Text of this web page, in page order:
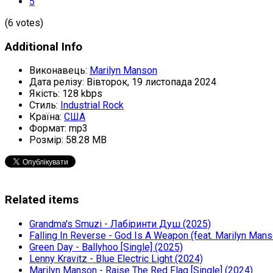
(6 votes)
Additional Info
Виконавець: Marilyn Manson
Дата релізу: Вівторок, 19 листопада 2024
Якість: 128 kbps
Стиль: Industrial Rock
Країна: США
Формат: mp3
Розмір: 58.28 MB
Related items
Grandma's Smuzi - Лабіринти Душ (2025)
Falling In Reverse - God Is A Weapon (feat. Marilyn
Green Day - Ballyhoo [Single] (2025)
Lenny Kravitz - Blue Electric Light (2024)
Marilyn Manson - Raise The Red Flag [Single] (2024)